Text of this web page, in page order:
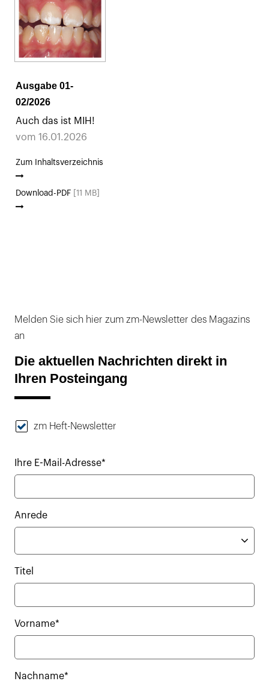
Ausgabe 01-
02/2026
Auch das ist MIH!
vom 16.01.2026
Zum Inhaltsverzeichnis
Download-PDF [11 MB]
Melden Sie sich hier zum zm-Newsletter des Magazins
an
Die aktuellen Nachrichten direkt in
Ihren Posteingang
zm Heft-Newsletter
Ihre E-Mail-Adresse*
Anrede
Titel
Vorname*
Nachname*